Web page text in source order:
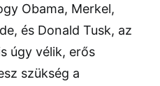
Obama, Merkel,
és Donald Tusk, az
úgy vélik, erős
szükség a